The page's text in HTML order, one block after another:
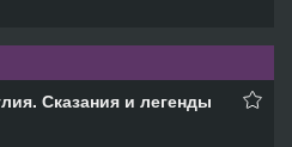
Сказания и легенды